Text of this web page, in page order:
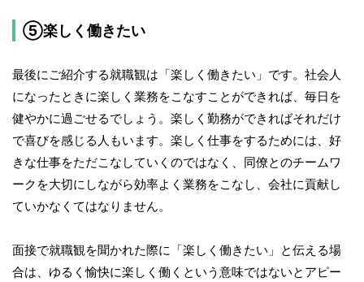
⑤楽しく働きたい
最後にご紹介する就職観は「楽しく働きたい」です。社会人
になったときに楽しく業務をこなすことができれば、毎日を
健やかに過ごせるでしょう。楽しく勤務ができればそれだけ
で喜びを感じる人もいます。楽しく仕事をするためには、好
きな仕事をただこなしていくのではなく、同僚とのチームワ
ークを大切にしながら効率よく業務をこなし、会社に貢献し
ていかなくてはなりません。
面接で就職観を聞かれた際に「楽しく働きたい」と伝える場
合は、ゆるく愉快に楽しく働くという意味ではないとアピー